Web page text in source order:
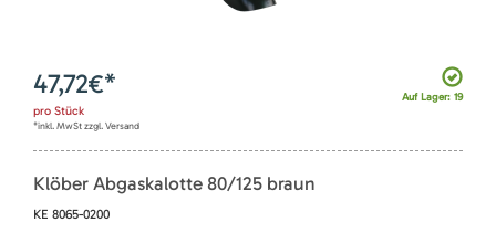
Auf Lager: 19
47,72€*
pro Stück
*inkl. MwSt zzgl. Versand
Klöber Abgaskalotte 80/125 braun
KE 8065-0200